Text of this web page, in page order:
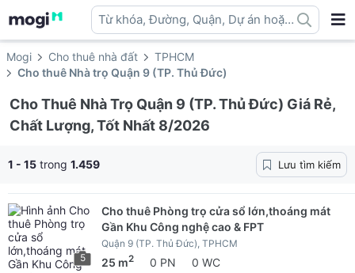
Từ khóa, Đường, Quận, Dự án hoặc
địa danh ...
Mogi Cho thuê nhà đất
TPHCM
Cho thuê Nhà trọ Quận 9 (TP. Thủ Đức)
Cho Thuê Nhà Trọ Quận 9 (TP. Thủ Đức) Giá Rẻ,
Chất Lượng, Tốt Nhất 8/2026
1 - 15 trong 1.459 Lưu tìm kiếm
5
Cho thuê Phòng trọ cửa sổ lớn,thoáng mát
Gần Khu Công nghệ cao & FPT
Quận 9 (TP. Thủ Đức), TPHCM
25 m2 0 PN 0 WC